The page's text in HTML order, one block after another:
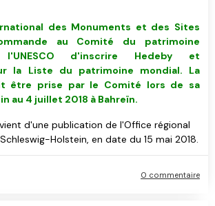
des Monuments et des Sites
au Comité du patrimoine
d'inscrire Hedeby et
la Liste du patrimoine mondial. La
être prise par le Comité lors de sa
au 4 juillet 2018 à Bahreïn.
d'une publication de l'Office régional
Holstein, en date du 15 mai 2018.
0 commentaire